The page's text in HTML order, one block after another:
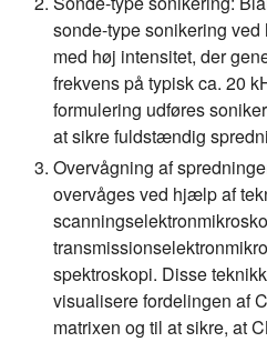
sonde-type sonikering
med høj intensitet, der
frekvens på typisk ca. 20
formulering udføres
at sikre fuldstændig
Overvågning af
overvåges ved hjælp af
spektroskopi. Disse
visualisere fordelingen af
matrixen og til at sikre, at